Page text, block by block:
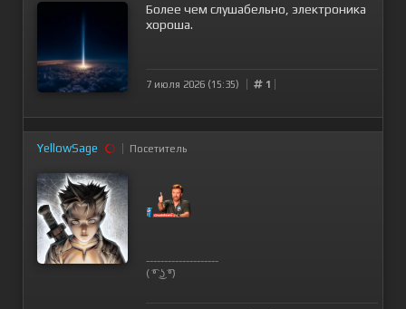
Более чем слушабельно, электроника
хороша.
7 июля 2026 (15:35) 1
YellowSage Посетитель
--------------------
( ͡° ͜ʖ ͡°)